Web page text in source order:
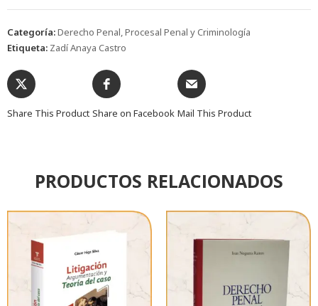
Categoría:Derecho Penal, Procesal Penal y Criminología
Etiqueta: Zadí Anaya Castro
Share This Product Share on Facebook Mail This Product
PRODUCTOS RELACIONADOS